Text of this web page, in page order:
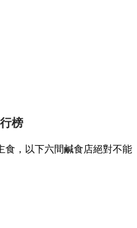
榜
食，以下六間鹹食店絕對不能